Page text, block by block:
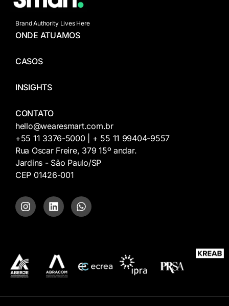
Brand Authority Lives Here
ONDE ATUAMOS
CASOS
INSIGHTS
CONTATO
hello@wearesmart.com.br
+55 11 3376-5000 | + 55 11 99404-9557
Rua Oscar Freire, 379 15º andar.
Jardins - São Paulo/SP
CEP 01426-001